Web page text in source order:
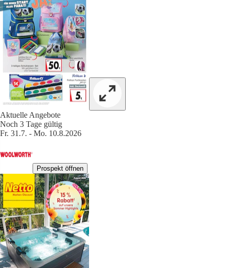
Aktuelle Angebote
Noch 3 Tage gültig
Fr. 31.7. - Mo. 10.8.2026
Prospekt öffnen